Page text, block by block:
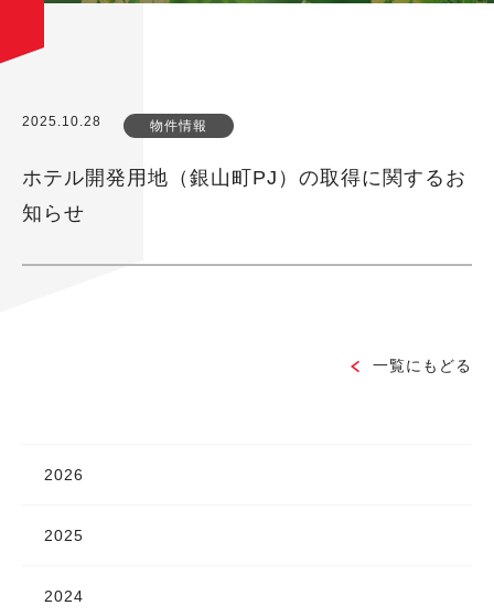
2025.10.28 物件情報
ホテル開発用地（銀山町PJ）の取得に関するお
知らせ
一覧にもどる
2026
2025
2024